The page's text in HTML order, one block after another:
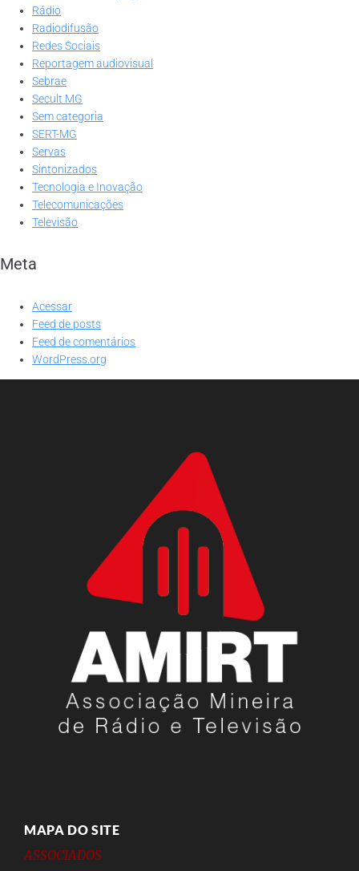
Rádio
Radiodifusão
Redes Sociais
Reportagem audiovisual
Sebrae
Secult MG
Sem categoria
SERT-MG
Servas
Sintonizados
Tecnologia e Inovação
Telecomunicações
Televisão
Meta
Acessar
Feed de posts
Feed de comentários
WordPress.org
MAPA DO SITE
ASSOCIADOS